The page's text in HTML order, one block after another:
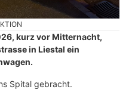
kurz vor Mitternacht,
in Liestal ein
Spital gebracht.